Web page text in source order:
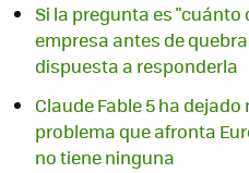
Si la pregunta es
empresa antes de
dispuesta a responderla
Claude Fable 5 ha
problema que afronta
no tiene ninguna